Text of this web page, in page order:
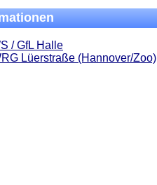
/ GfL Halle
Lüerstraße (Hannover/Zoo)